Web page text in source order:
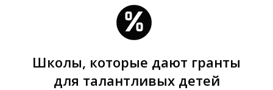
Школы, которые дают гранты
для талантливых детей